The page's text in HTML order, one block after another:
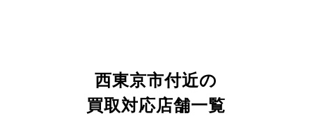
西東京市付近の
買取対応店舗一覧